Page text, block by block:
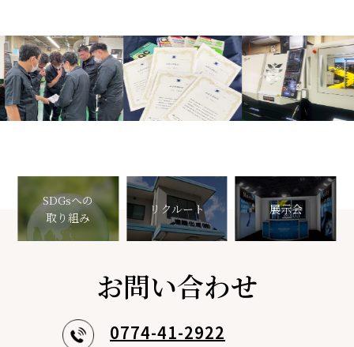
SDGsへの
取り組み
リクルート 展示会
お問い合わせ
0774-41-2922